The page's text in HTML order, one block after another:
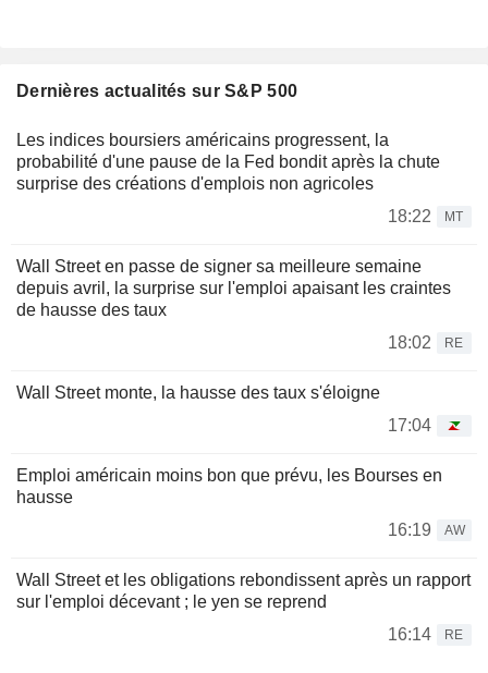
Dernières actualités sur S&P 500
Les indices boursiers américains progressent, la
probabilité d'une pause de la Fed bondit après la chute
surprise des créations d'emplois non agricoles
18:22
MT
Wall Street en passe de signer sa meilleure semaine
depuis avril, la surprise sur l'emploi apaisant les craintes
de hausse des taux
18:02
RE
Wall Street monte, la hausse des taux s'éloigne
17:04
Emploi américain moins bon que prévu, les Bourses en
hausse
16:19
AW
Wall Street et les obligations rebondissent après un rapport
sur l'emploi décevant ; le yen se reprend
16:14
RE